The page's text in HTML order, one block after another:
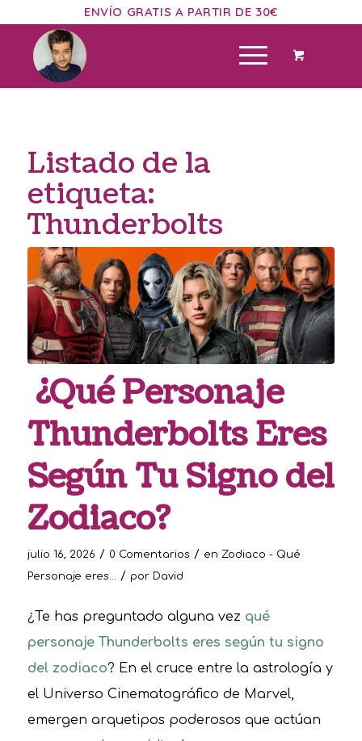
ENVÍO GRATIS A PARTIR DE 30€
Listado de la
etiqueta:
Thunderbolts
¿Qué Personaje
Thunderbolts Eres
Según Tu Signo del
Zodiaco?
julio 16, 2026 / 0 Comentarios / en Zodiaco - Qué
Personaje eres...
/ por David
¿Te has preguntado alguna vez qué
personaje Thunderbolts eres según tu signo
del zodiaco? En el cruce entre la astrología y
el Universo Cinematográfico de Marvel,
emergen arquetipos poderosos que actúan